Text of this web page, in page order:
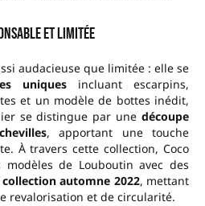
et limitée
audacieuse que limitée : elle se
uniquesincluant escarpins,
et un modèle de bottes inédit,
se distingue par une découpe
, apportant une touche
À travers cette collection, Coco
de Louboutin avec des
automne 2022, mettant
revalorisation et de circularité.